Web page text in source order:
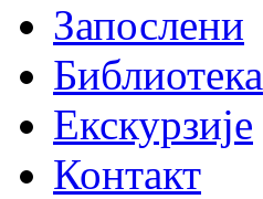
Запослени
Библиотека
Екскурзије
Контакт